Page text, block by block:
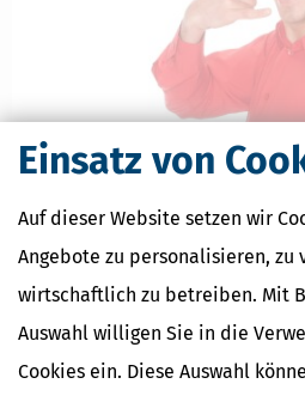
Einsatz von
Auf dieser Website setzen wir
Angebote zu personalisieren, zu
wirtschaftlich zu betreiben. Mit
Auswahl willigen Sie in die
Cookies ein. Diese Auswahl
Rentenversicherung Minijob:
Rentenversicherungspflicht haben
Entscheidung ab dem 1. Juli 2026
und was es bringt.